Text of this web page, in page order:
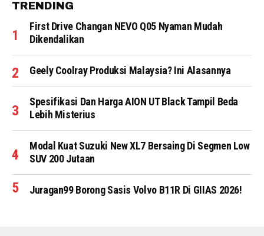
TRENDING
First Drive Changan NEVO Q05 Nyaman Mudah
Dikendalikan
Geely Coolray Produksi Malaysia? Ini Alasannya
Spesifikasi Dan Harga AION UT Black Tampil Beda
Lebih Misterius
Modal Kuat Suzuki New XL7 Bersaing Di Segmen Low
SUV 200 Jutaan
Juragan99 Borong Sasis Volvo B11R Di GIIAS 2026!